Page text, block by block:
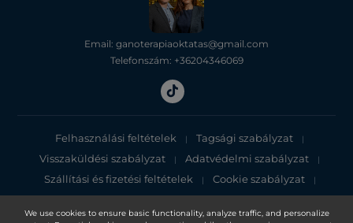
We use cookies to ensure basic functionality, analyze traffic, and personalize
Email: ganoterapiaoktatas@gmail.com
Telefonszám: +36204346069
Felhasználási feltételek | Tagsági szabályzat |
Visszaküldési szabályzat | Adatvédelmi szabályzat |
Szállítási és fizetési feltételek | Cookie szabályzat |
Adatvédelmi tájékoztató